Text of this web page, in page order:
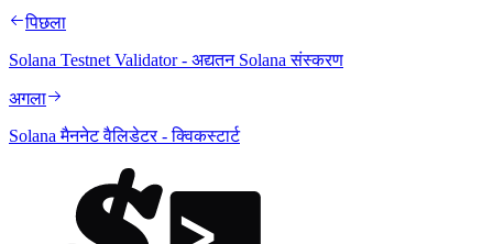
पिछला
Solana Testnet Validator - अद्यतन Solana संस्करण
अगला
Solana मैननेट वैलिडेटर - क्विकस्टार्ट